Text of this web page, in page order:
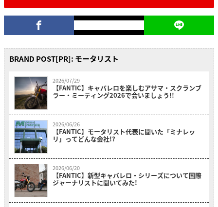
BRAND POST[PR]: モータリスト
2026/07/29
【FANTIC】キャバレロを楽しむアサマ・スクランブ
ラー・ミーティング2026で会いましょう!!
2026/06/26
【FANTIC】モータリスト代表に聞いた「ミナレッ
リ」ってどんな会社!?
2026/06/20
【FANTIC】新型キャバレロ・シリーズについて国際
ジャーナリストに聞いてみた!